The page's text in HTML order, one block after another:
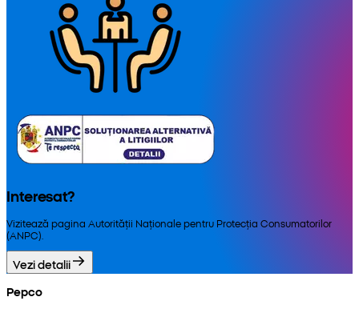
Interesat?
Vizitează pagina Autorității Naționale pentru Protecția Consumatorilor
(ANPC).
Vezi detalii
Pepco